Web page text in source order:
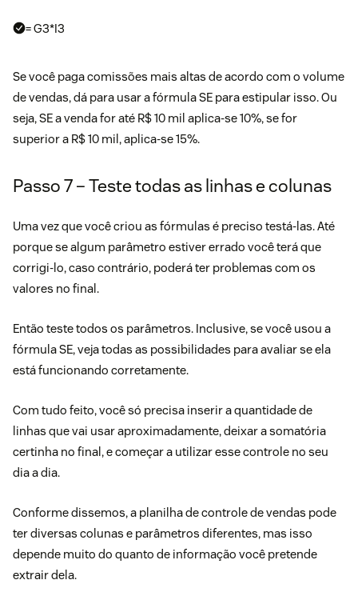
= G3*I3
Se você paga comissões mais altas de acordo com o volume
de vendas, dá para usar a fórmula SE para estipular isso. Ou
seja, SE a venda for até R$ 10 mil aplica-se 10%, se for
superior a R$ 10 mil, aplica-se 15%.
Passo 7 – Teste todas as linhas e colunas
Uma vez que você criou as fórmulas é preciso testá-las. Até
porque se algum parâmetro estiver errado você terá que
corrigi-lo, caso contrário, poderá ter problemas com os
valores no final.
Então teste todos os parâmetros. Inclusive, se você usou a
fórmula SE, veja todas as possibilidades para avaliar se ela
está funcionando corretamente.
Com tudo feito, você só precisa inserir a quantidade de
linhas que vai usar aproximadamente, deixar a somatória
certinha no final, e começar a utilizar esse controle no seu
dia a dia.
Conforme dissemos, a planilha de controle de vendas pode
ter diversas colunas e parâmetros diferentes, mas isso
depende muito do quanto de informação você pretende
extrair dela.